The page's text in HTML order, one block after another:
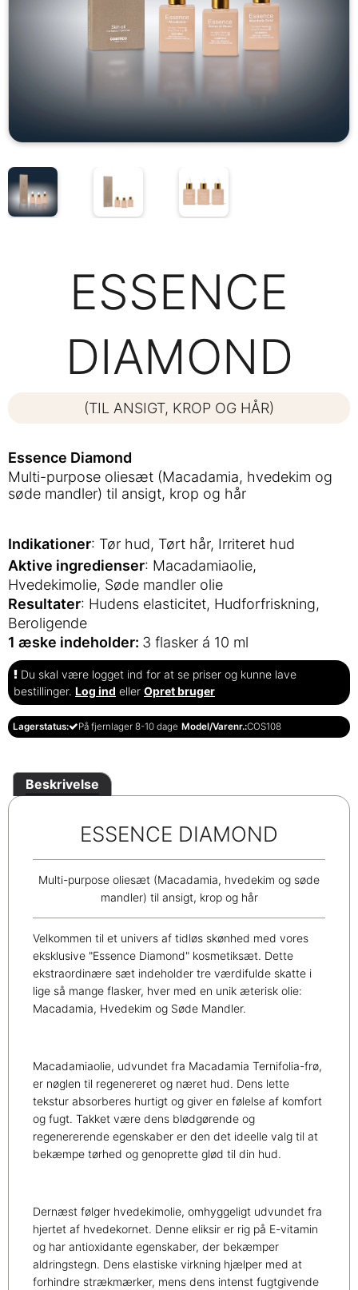
ESSENCE
DIAMOND
(TIL ANSIGT, KROP OG HÅR)
Essence Diamond
Multi-purpose oliesæt (Macadamia, hvedekim og
søde mandler) til ansigt, krop og hår
Indikationer: Tør hud, Tørt hår, Irriteret hud
Aktive ingredienser: Macadamiaolie,
Hvedekimolie, Søde mandler olie
Resultater: Hudens elasticitet, Hudforfriskning,
Beroligende
1 æske indeholder: 3 flasker á 10 ml
Du skal være logget ind for at se priser og kunne lave
bestillinger. Log ind eller Opret bruger
Lagerstatus: På fjernlager 8-10 dage Model/Varenr.:COS108
Beskrivelse
ESSENCE DIAMOND
Multi-purpose oliesæt (Macadamia, hvedekim og søde
mandler) til ansigt, krop og hår
Velkommen til et univers af tidløs skønhed med vores
eksklusive "Essence Diamond" kosmetiksæt. Dette
ekstraordinære sæt indeholder tre værdifulde skatte i
lige så mange flasker, hver med en unik æterisk olie:
Macadamia, Hvedekim og Søde Mandler.
Macadamiaolie, udvundet fra Macadamia Ternifolia-frø,
er nøglen til regenereret og næret hud. Dens lette
tekstur absorberes hurtigt og giver en følelse af komfort
og fugt. Takket være dens blødgørende og
regenererende egenskaber er den det ideelle valg til at
bekæmpe tørhed og genoprette glød til din hud.
Dernæst følger hvedekimolie, omhyggeligt udvundet fra
hjertet af hvedekornet. Denne eliksir er rig på E-vitamin
og har antioxidante egenskaber, der bekæmper
aldringstegn. Dens elastiske virkning hjælper med at
forhindre strækmærker, mens dens intenst fugtgivende